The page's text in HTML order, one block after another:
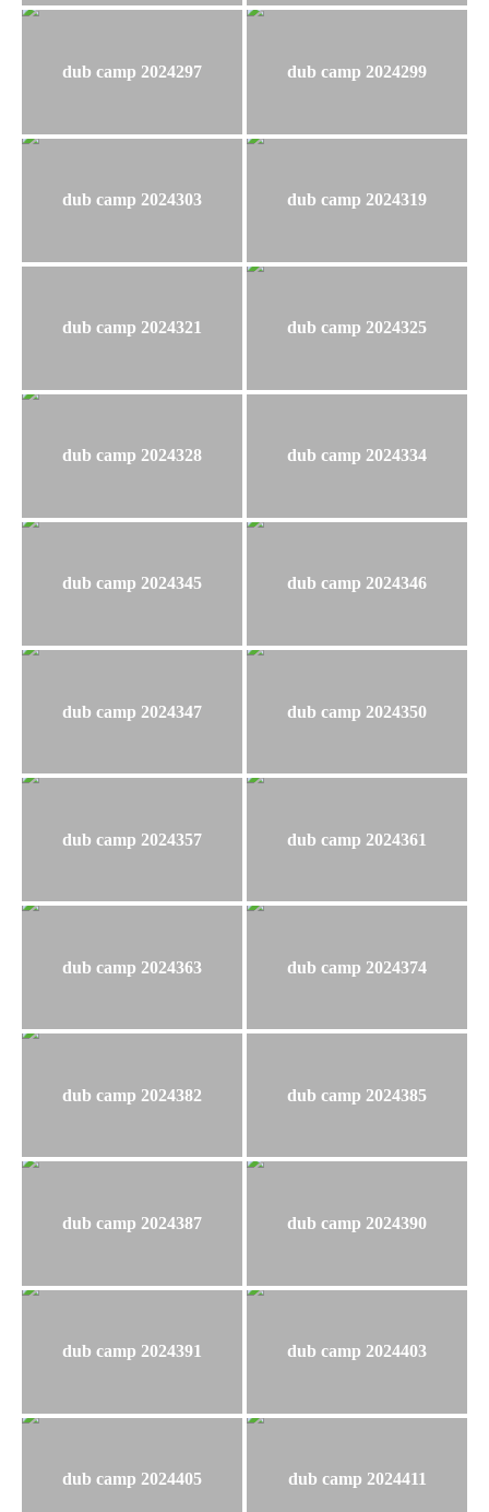
dub camp 2024297 dub camp 2024299
dub camp 2024303 dub camp 2024319
dub camp 2024321 dub camp 2024325
dub camp 2024328 dub camp 2024334
dub camp 2024345 dub camp 2024346
dub camp 2024347 dub camp 2024350
dub camp 2024357 dub camp 2024361
dub camp 2024363 dub camp 2024374
dub camp 2024382 dub camp 2024385
dub camp 2024387 dub camp 2024390
dub camp 2024391 dub camp 2024403
dub camp 2024405 dub camp 2024411